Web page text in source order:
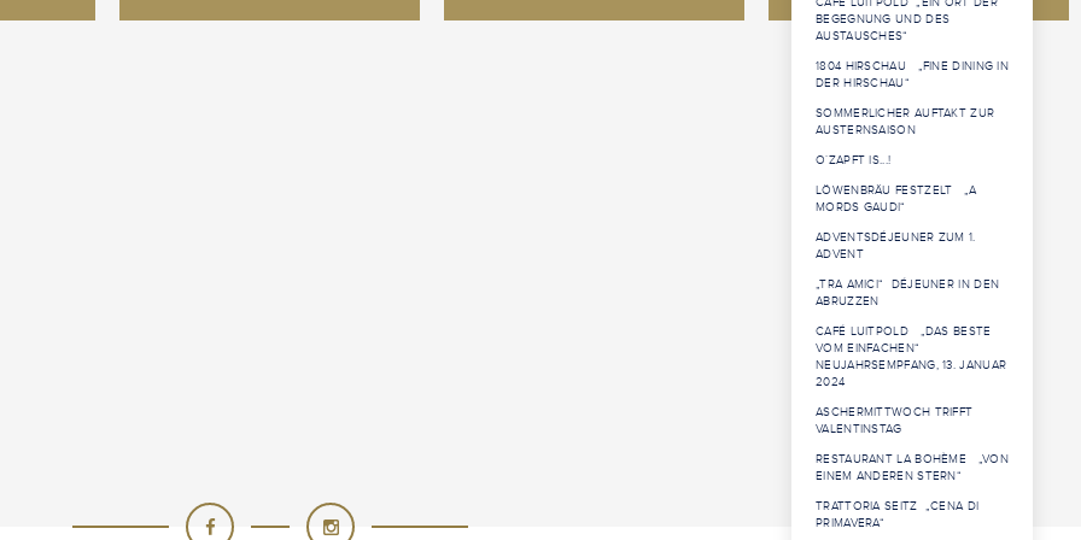
BEGEGNUNG UND DES
AUSTAUSCHES“
1804 HIRSCHAU „FINE DINING IN
DER HIRSCHAU“
SOMMERLICHER AUFTAKT ZUR
AUSTERNSAISON
O´ZAPFT IS...!
LÖWENBRÄU FESTZELT „A
MORDS GAUDI“
ADVENTSDÉJEUNER ZUM 1.
ADVENT
„TRA AMICI“ DÉJEUNER IN DEN
ABRUZZEN
CAFÉ LUITPOLD „DAS BESTE
VOM EINFACHEN“
NEUJAHRSEMPFANG, 13. JANUAR
2024
ASCHERMITTWOCH TRIFFT
VALENTINSTAG
RESTAURANT LA BOHÈME „VON
EINEM ANDEREN STERN“
TRATTORIA SEITZ „CENA DI
PRIMAVERA“